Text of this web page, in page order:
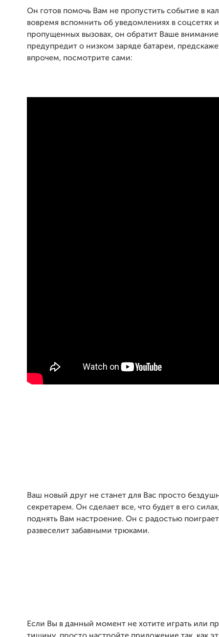
Он готов помочь Вам не пропустить событие в
вовремя вспомнить об уведомлениях в соцсетях
пропущенных вызовах, он обратит Ваше
предупредит о низком заряде батареи,
впрочем, посмотрите сами:
Ваш новый друг не станет для Вас просто
секретарем. Он сделает все, что будет в его
поднять Вам настроение. Он с радостью
развеселит забавными трюками.
Если Вы в данный момент не хотите играть или